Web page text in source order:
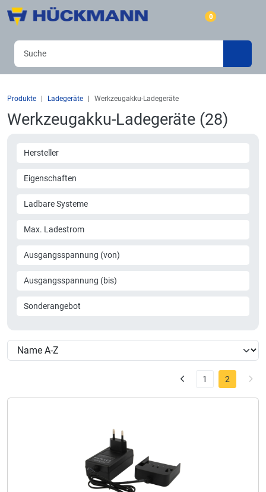
0
Produkte Ladegeräte Werkzeugakku-Ladegeräte
Werkzeugakku-Ladegeräte (28)
Hersteller
Eigenschaften
Ladbare Systeme
Max. Ladestrom
Ausgangsspannung (von)
Ausgangsspannung (bis)
Sonderangebot
1 2